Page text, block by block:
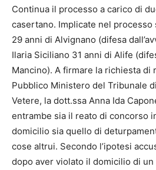
Continua il processo a carico di
casertano. Implicate nel processo
29 anni di Alvignano (difesa
Ilaria Siciliano 31 anni di Alife
Mancino). A firmare la richiesta di
Pubblico Ministero del Tribunale
Vetere, la dott.ssa Anna Ida
entrambe sia il reato di concorso
domicilio sia quello di
cose altrui. Secondo l’ipotesi
dopo aver violato il domicilio di